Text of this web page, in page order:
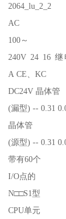
2064_lu_2_2
AC
100～
240V 24 16
A CE、KC
DC24V 晶体管
(漏型) -- 0.31
晶体管
(源型) -- 0.31
带有60个
I/O点的
N□□S1型
CPU单元